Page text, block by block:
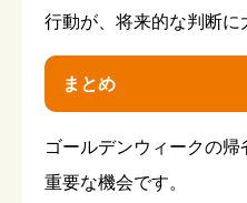
行動が、将来的な判断に
まとめ
ゴールデンウィークの帰
重要な機会です。